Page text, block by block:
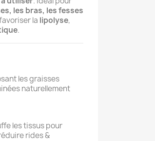
les bras, les fesses
la lipolyse,
.
les graisses
naturellement
les tissus pour
rides &